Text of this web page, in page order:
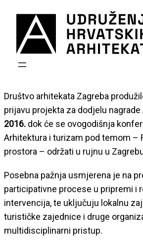
sadržaja
Društvo arhitekata Zagreba
prijavu projekta za dodjelu nagrade
2016. dok će se ovogodišnja
Arhitektura i turizam pod temom –
prostora – održati u rujnu u
Posebna pažnja usmjerena je na
participativne procese u pripremi i
intervencija, te uključuju lokalnu
turističke zajednice i druge
multidisciplinarni pristup.